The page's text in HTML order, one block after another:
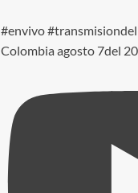
#envivo
Colombia agosto 7del